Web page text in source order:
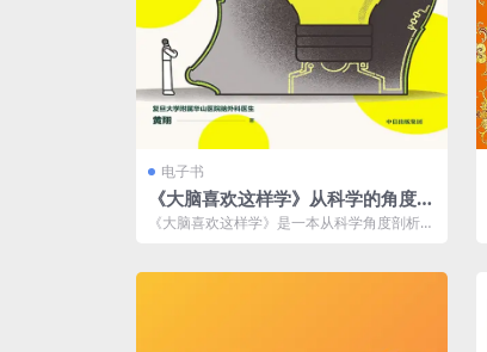
电子书
《大脑喜欢这样学》从科学的角度揭
开学习的内在逻辑。
《大脑喜欢这样学》是一本从科学角度剖析学